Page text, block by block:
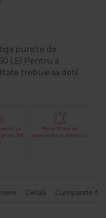
puncte de
LEI Pentru a
trebuie sa detii
La
399
Peste 29 ani de
experienta in domeniu
Detalii Cumparate